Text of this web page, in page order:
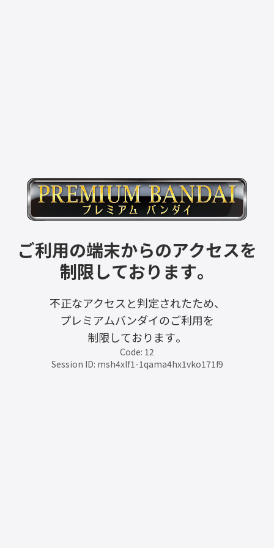
ご利用の端末からのアクセスを
制限しております。
不正なアクセスと判定されたため、
プレミアムバンダイのご利用を
制限しております。
Code: 12
Session ID: msh4xlf1-1qama4hx1vko171f9